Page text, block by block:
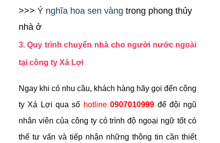
>>> Ý nghĩa hoa sen vàng trong phong thủy
nhà ở
3. Quy trình chuyển nhà cho người nước ngoài
tại công ty Xá Lợi
Ngay khi có nhu cầu, khách hàng hãy gọi đến công
ty Xá Lợi qua số hotline0907010999 để đội ngũ
nhân viên của công ty có trình độ ngoại ngữ tốt có
thể tư vấn và tiếp nhận những thông tin cần thiết